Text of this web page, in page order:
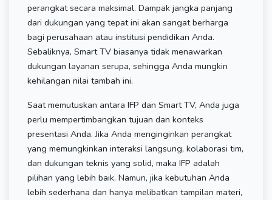
perangkat secara maksimal. Dampak jangka panjang
dari dukungan yang tepat ini akan sangat berharga
bagi perusahaan atau institusi pendidikan Anda.
Sebaliknya, Smart TV biasanya tidak menawarkan
dukungan layanan serupa, sehingga Anda mungkin
kehilangan nilai tambah ini.
Saat memutuskan antara IFP dan Smart TV, Anda juga
perlu mempertimbangkan tujuan dan konteks
presentasi Anda. Jika Anda menginginkan perangkat
yang memungkinkan interaksi langsung, kolaborasi tim,
dan dukungan teknis yang solid, maka IFP adalah
pilihan yang lebih baik. Namun, jika kebutuhan Anda
lebih sederhana dan hanya melibatkan tampilan materi,